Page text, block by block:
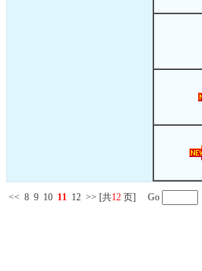
<< 8 9 10 11 12 >> [共12 页] Go